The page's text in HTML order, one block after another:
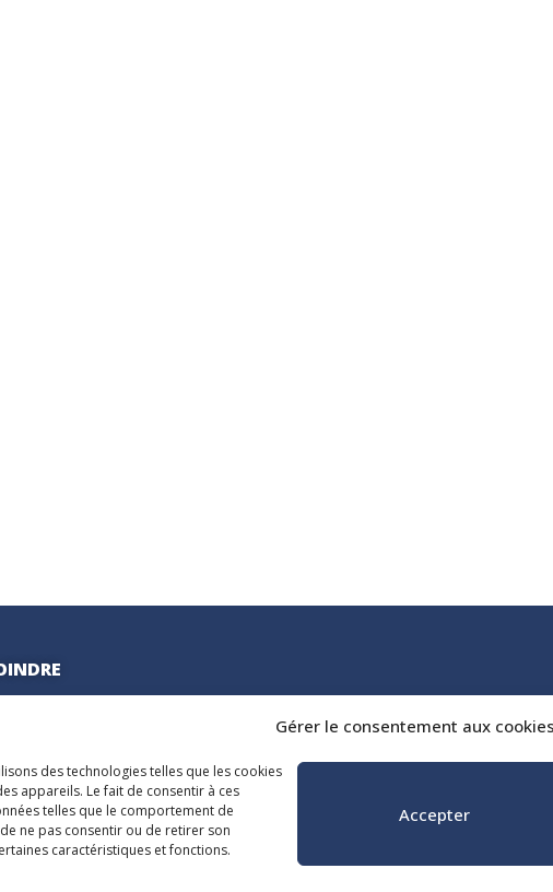
Gérer le consentement aux cookies
des technologies telles que les cookies
appareils. Le fait de consentir à ces
telles que le comportement de
ne pas consentir ou de retirer son
caractéristiques et fonctions.
Accepter
G1K 8W1
reception@admq.qc.ca